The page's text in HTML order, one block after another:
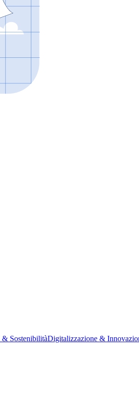
& SostenibilitàDigitalizzazione &